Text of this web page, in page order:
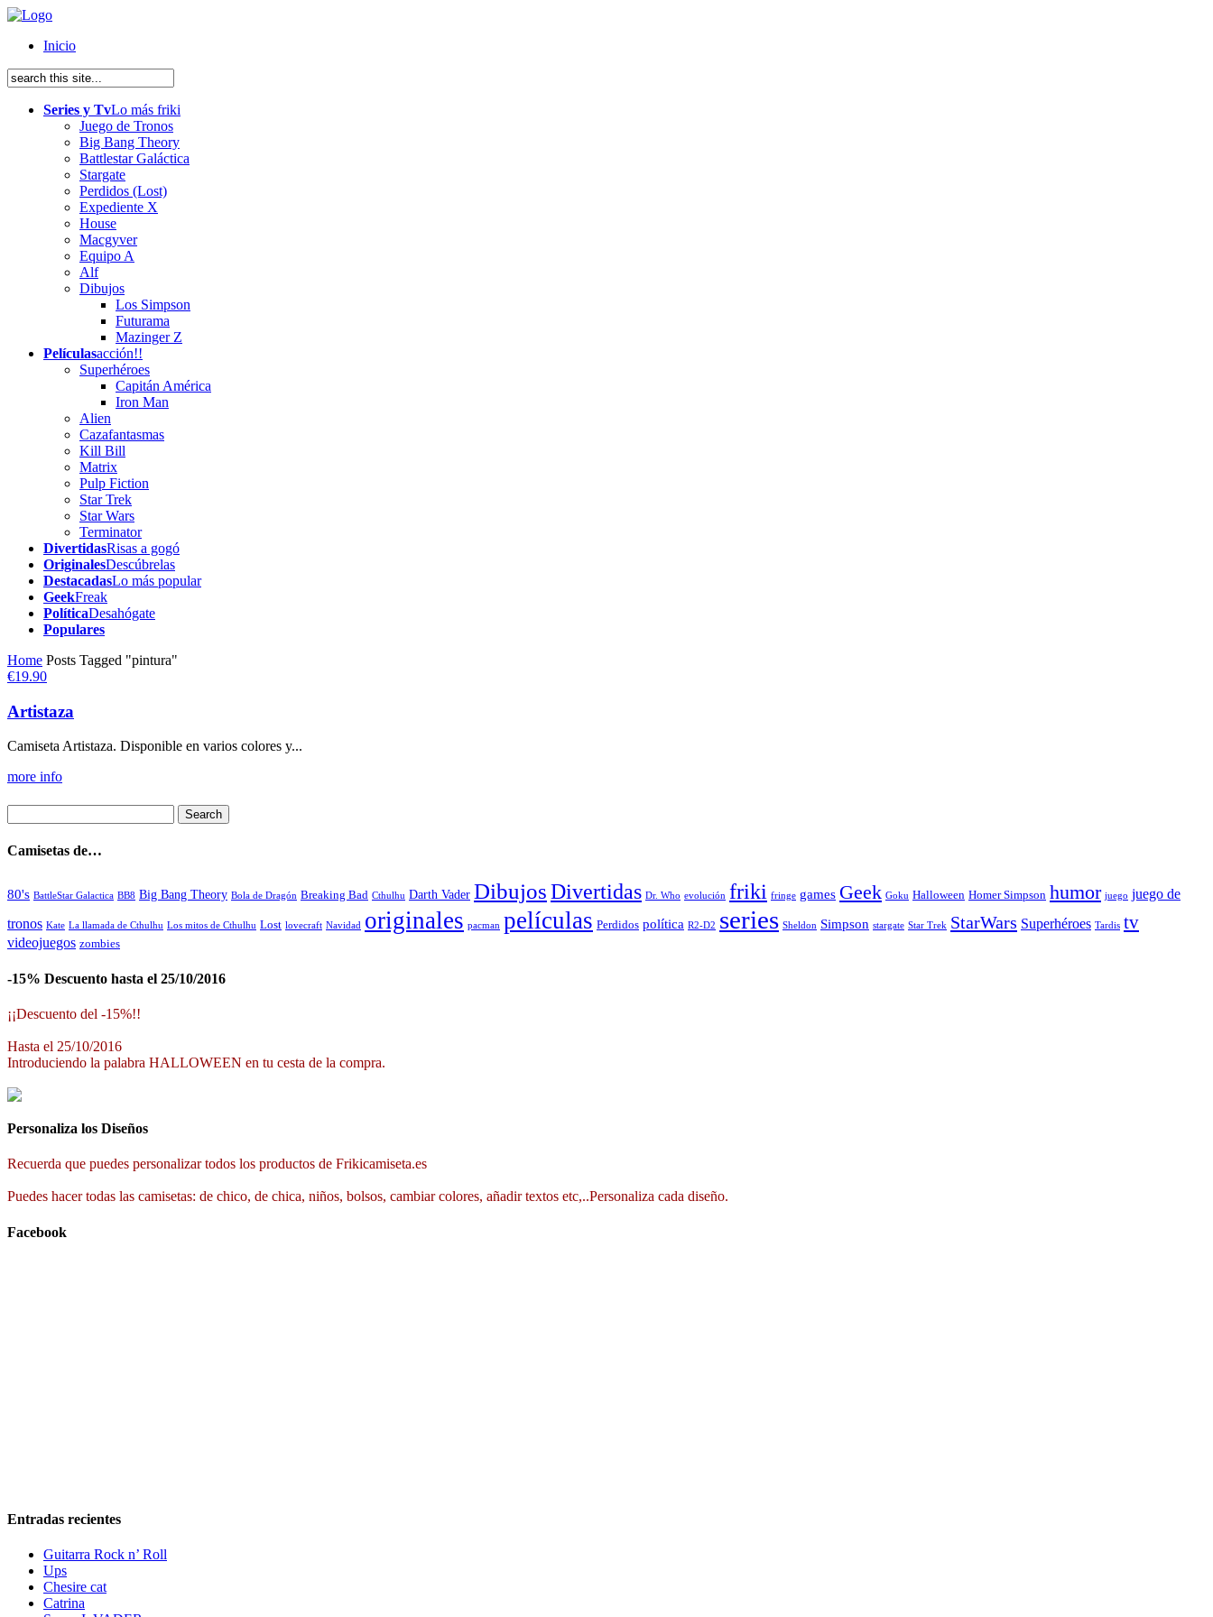
Inicio
Series y TvLo más friki
Juego de Tronos
Big Bang Theory
Battlestar Galáctica
Stargate
Perdidos (Lost)
Expediente X
House
Macgyver
Equipo A
Alf
Dibujos
Los Simpson
Futurama
Mazinger Z
Películasacción!!
Superhéroes
Capitán América
Iron Man
Alien
Cazafantasmas
Kill Bill
Matrix
Pulp Fiction
Star Trek
Star Wars
Terminator
DivertidasRisas a gogó
OriginalesDescúbrelas
DestacadasLo más popular
GeekFreak
PolíticaDesahógate
Populares
Home Posts Tagged "pintura"
€19.90
Artistaza
Camiseta Artistaza. Disponible en varios colores y...
more info
Camisetas de…
80's BattleStar Galactica BB8 Big Bang Theory Bola de Dragón Breaking Bad Cthulhu Darth Vader DibujosDivertidas Dr. Who evolución friki fringe games Geek Goku Halloween Homer Simpson humor juego juego de
tronos Kate La llamada de Cthulhu Los mitos de Cthulhu Lost lovecraft Navidad originales pacman películas Perdidos política R2-D2 series Sheldon Simpson stargate Star Trek StarWars Superhéroes Tardis tv
videojuegos zombies
-15% Descuento hasta el 25/10/2016
¡¡Descuento del -15%!!
Hasta el 25/10/2016
Introduciendo la palabra HALLOWEEN en tu cesta de la compra.
Personaliza los Diseños
Recuerda que puedes personalizar todos los productos de Frikicamiseta.es
Puedes hacer todas las camisetas: de chico, de chica, niños, bolsos, cambiar colores, añadir textos etc,..Personaliza cada diseño.
Facebook
Entradas recientes
Guitarra Rock n’ Roll
Ups
Chesire cat
Catrina